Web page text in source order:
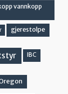
vannkopp
gjerestolpe
IBC